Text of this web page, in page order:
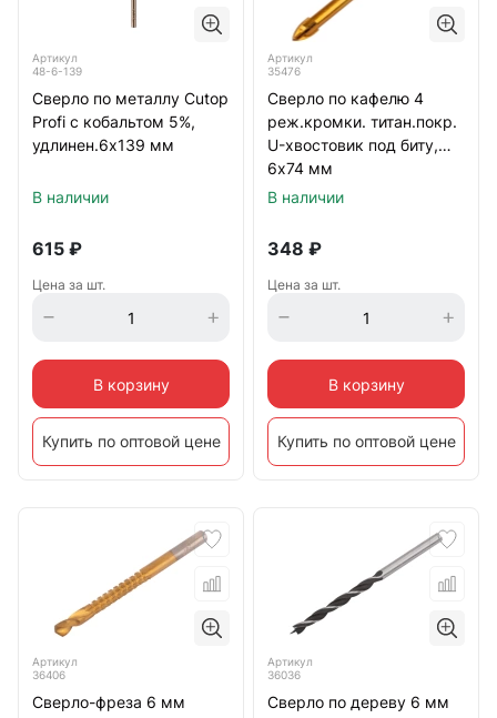
Артикул
48-6-139
Сверло по металлу Cutop
Profi с кобальтом 5%,
удлинен.6х139 мм
В наличии
615 ₽
Цена за шт.
В корзину
Купить по оптовой цене
Артикул
35476
Сверло по кафелю 4
реж.кромки. титан.покр.
U-хвостовик под биту,
6х74 мм
В наличии
348 ₽
Цена за шт.
В корзину
Купить по оптовой цене
Артикул
36406
Сверло-фреза 6 мм
Артикул
36036
Сверло по дереву 6 мм